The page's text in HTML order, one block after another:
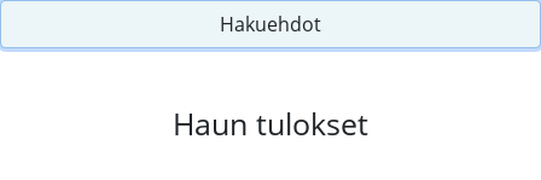
Hakuehdot
Haun tulokset